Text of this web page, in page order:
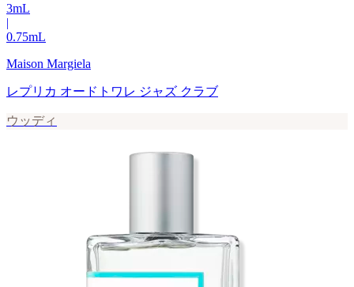
3mL
|
0.75mL
Maison Margiela
レプリカ オードトワレ ジャズ クラブ
ウッディ